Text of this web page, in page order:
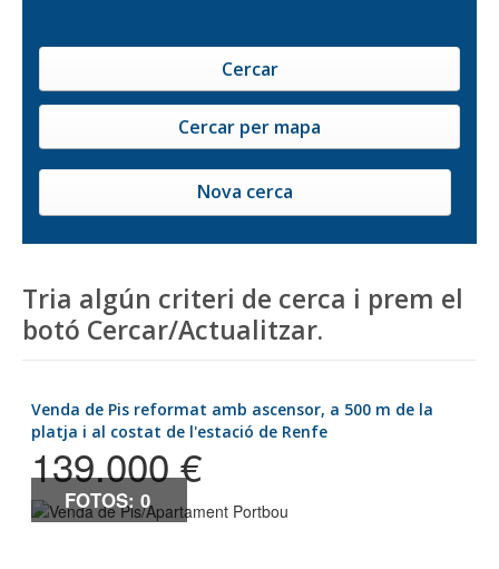
Nova cerca
Tria algún criteri de cerca i prem el
botó Cercar/Actualitzar.
Venda de Pis reformat amb ascensor, a 500 m de la
platja i al costat de l'estació de Renfe
139.000 €
FOTOS: 0